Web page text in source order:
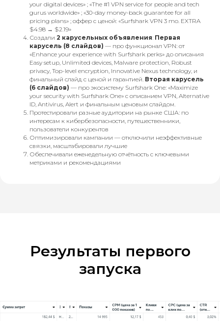
your digital devices» ; «The #1 VPN service for people and tech
gurus worldwide» ; «30-day money-back guarantee for all
pricing plans» ; оффер с ценой: «Surfshark VPN 3 mo. EXTRA
$4.98 → $2.19»
Создали 2 карусельных объявления: Первая
карусель (8 слайдов) — про функционал VPN: от
«Enhance your experience with Surfshark perks» до описания
Easy setup, Unlimited devices, Malware protection, Robust
privacy, Top-level encryption, Innovative Nexus technology, и
финальный слайд с ценой и гарантией. Вторая карусель
(6 слайдов) — про экосистему Surfshark One: «Maximize
your security with Surfshark One» с описанием VPN, Alternative
ID, Antivirus, Alert и финальным ценовым слайдом.
Протестировали разные аудитории на рынке США: по
интересам к кибербезопасности, путешественники,
пользователи конкурентов
Оптимизировали кампании — отключили неэффективные
связки, масштабировали лучшие
Обеспечивали еженедельную отчётность с ключевыми
метриками и рекомендациями
Результаты первого
запуска